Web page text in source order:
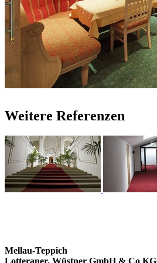
Weitere Referenzen
Mellau-Teppich
Lotteraner, Wüstner GmbH & Co KG